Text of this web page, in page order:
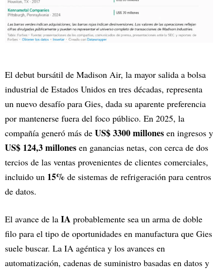
El debut bursátil de Madison Air, la mayor salida a bolsa
industrial de Estados Unidos en tres décadas, representa
un nuevo desafío para Gies, dada su aparente preferencia
por mantenerse fuera del foco público. En 2025, la
compañía generó más de US$ 3300 millones en ingresos y
US$ 124,3 millones en ganancias netas, con cerca de dos
tercios de las ventas provenientes de clientes comerciales,
incluido un 15% de sistemas de refrigeración para centros
de datos.
El avance de la IA probablemente sea un arma de doble
filo para el tipo de oportunidades en manufactura que Gies
suele buscar. La IA agéntica y los avances en
automatización, cadenas de suministro basadas en datos y